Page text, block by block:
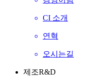
CI 소개
연혁
오시는길
제조R&D